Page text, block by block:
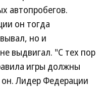
автопробегов.
он тогда
но и
выдвигал. "С тех пор
игры должны
Лидер Федерации